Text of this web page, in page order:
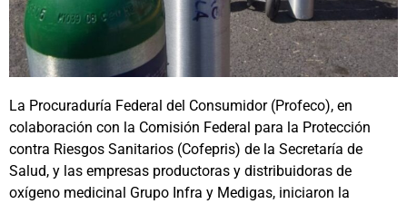
La Procuraduría Federal del Consumidor (Profeco), en
colaboración con la Comisión Federal para la Protección
contra Riesgos Sanitarios (Cofepris) de la Secretaría de
Salud, y las empresas productoras y distribuidoras de
oxígeno medicinal Grupo Infra y Medigas, iniciaron la